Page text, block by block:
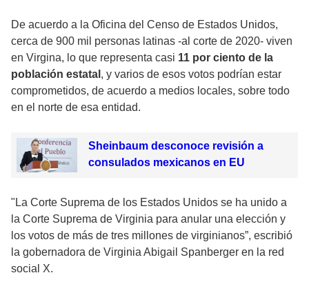
De acuerdo a la Oficina del Censo de Estados Unidos,
cerca de 900 mil personas latinas -al corte de 2020- viven
en Virgina, lo que representa casi 11 por ciento de la
población estatal , y varios de esos votos podrían estar
comprometidos, de acuerdo a medios locales, sobre todo
en el norte de esa entidad.
Sheinbaum desconoce revisión a
consulados mexicanos en EU
"La Corte Suprema de los Estados Unidos se ha unido a
la Corte Suprema de Virginia para anular una elección y
los votos de más de tres millones de virginianos”, escribió
la gobernadora de Virginia Abigail Spanberger en la red
social X.